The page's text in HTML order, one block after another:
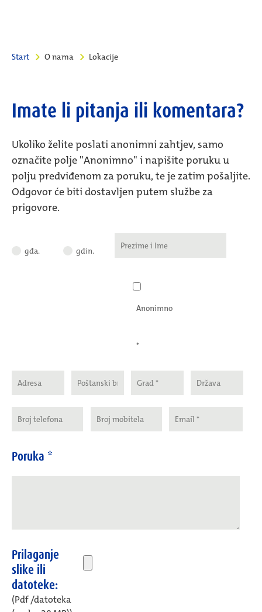
Start O nama Lokacije
Imate li pitanja ili komentara?
Ukoliko želite poslati anonimni zahtjev, samo
označite polje "Anonimno" i napišite poruku u
polju predviđenom za poruku, te je zatim pošaljite.
Odgovor će biti dostavljen putem službe za
prigovore.
gđa. gdin.
Anonimno
*
Poruka *
Prilaganje
slike ili
datoteke:
(Pdf /datoteka